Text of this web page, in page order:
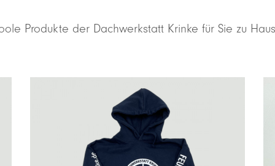
Produkte der Dachwerkstatt Krinke für Sie zu